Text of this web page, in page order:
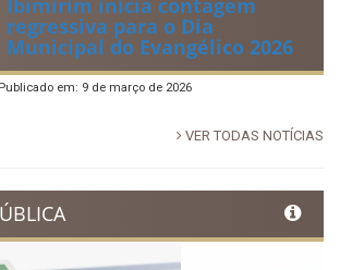
Publicado em: 14 de junho de 2026
Dia Municipal do Evangélico
promete noite de fé e louvor
Ibimirim inicia contagem
regressiva para o Dia
Municipal do Evangélico 2026